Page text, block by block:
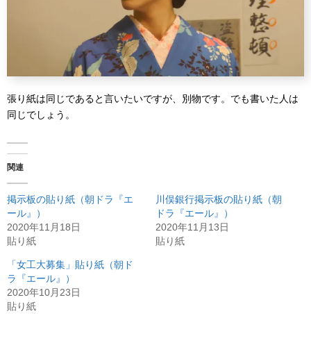
張り紙は同じであると言いたいですが、別物です。でも書いた人は
同じでしょう。
関連
掲示板の貼り紙（朝ドラ『エ
ール』）
2020年11月18日
貼り紙
川俣銀行掲示板の貼り紙（朝
ドラ『エール』）
2020年11月13日
貼り紙
「女工大募集」貼り紙（朝ド
ラ『エール』）
2020年10月23日
貼り紙